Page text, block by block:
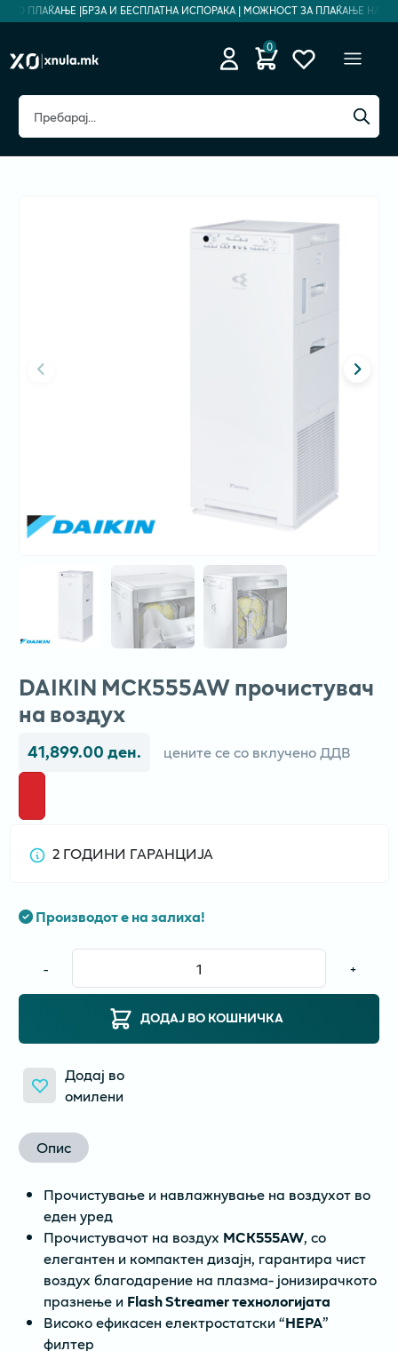
ПЛАЌАЊЕ |БРЗА И БЕСПЛАТНА ИСПОРАКА | МОЖНОСТ ЗА ПЛАЌАЊЕ НА
0
DAIKIN MCK555AW прочистувач
на воздух
41,899.00 ден. цените се со вклучено ДДВ
2 ГОДИНИ ГАРАНЦИЈА
Производот е на залиха!
- +
ДОДАЈ ВО КОШНИЧКА
Додај во
омилени
Опис
Прочистување и навлажнување на воздухот во
еден уред
Прочистувачот на воздух MCK555AW, со
елегантен и компактен дизајн, гарантира чист
воздух благодарение на плазма- јонизирачкото
празнење и Flash Streamer технологијата
Високо ефикасен електростатски “HEPA”
филтер